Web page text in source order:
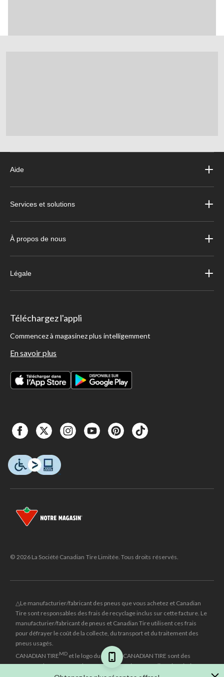
Aide
Services et solutions
À propos de nous
Légale
Téléchargez l'appli
Commencez à magasinez plus intelligemment
En savoir plus
© 2026 La Société Canadian Tire Limitée. Tous droits réservés.
△Le manufacturier/fabricant des pneus que vous achetez et Canadian
Tire sont responsables des frais de recyclage inclus sur cette facture. Le
manufacturier/fabricant de pneus et Canadian Tire utilisent ces frais
pour défrayer le coût de la collecte, du transport et du traitement des
pneus usagés.
CANADIAN TIREMD et le logo du triangle CANADIAN TIRE sont des
marques de commerce déposées de la Société Canadian Tire Limitée.